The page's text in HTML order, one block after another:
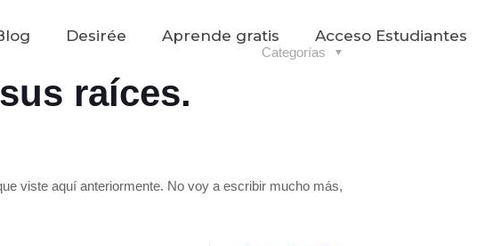
Desirée Aprende gratis Acceso Estudiantes
Categorías
raíces.
viste aquí anteriormente. No voy a escribir mucho más,